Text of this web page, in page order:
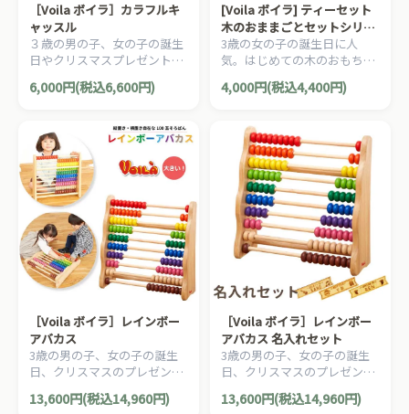
［Voila ボイラ］カラフルキ
ャッスル
３歳の男の子、女の子の誕生
日やクリスマスプレゼントに
人気！タイの老舗木製玩具メ
ーカーVoila(ボイラ)のカラフ
ールの通り道をつくるお城の
スロープです。
6,000円(税込6,600円)
[Voila ボイラ] ティーセット
木のおままごとセットシリー
ズ
3歳の女の子の誕生日に人
気。はじめての木のおもちゃ
に安心安全なVoila ボイラの知
育のおもちゃ。
4,000円(税込4,400円)
［Voila ボイラ］レインボー
アバカス
3歳の男の子、女の子の誕生
日、クリスマスのプレゼント
に！タイの老舗木製玩具メー
カーVoila(ボイラ)の10段のカ
13,600円(税込14,960円)
［Voila ボイラ］レインボー
アバカス 名入れセット
3歳の男の子、女の子の誕生
日、クリスマスのプレゼント
に！タイの老舗木製玩具メー
カーVoila(ボイラ)の10段のカ
13,600円(税込14,960円)